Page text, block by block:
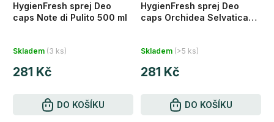
HygienFresh sprej Deo
caps Note di Pulito 500 ml
hodnocení
produktu
Skladem (3 ks)
281 Kč
DO KOŠÍKU
HygienFresh sprej Deo
caps Orchidea Selvatica
hodnocení
produktu
Skladem (>5 ks)
281 Kč
DO KOŠÍKU